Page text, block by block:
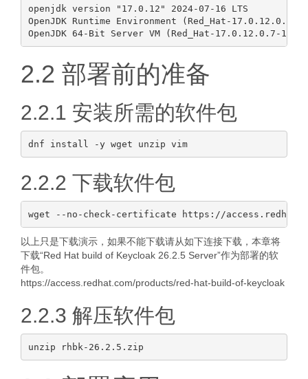
openjdk version "17.0.12" 2024-07-16 LTS
OpenJDK Runtime Environment (Red_Hat-
2.2 部署前的准备
2.2.1 安装所需的软件包
dnf install -y wget unzip vim
2.2.2 下载软件包
以上只是下载演示，如果不能下载请从如下连接下载，本章将
下载“Red Hat build of Keycloak 26.2.5 Server”作为部署的软
件包。
https://access.redhat.com/products/red-hat-build-of-keycloak
2.2.3 解压软件包